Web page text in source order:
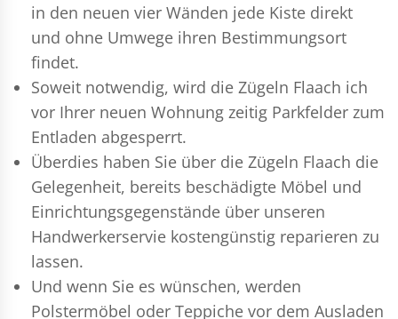
in den neuen vier Wänden jede Kiste direkt
und ohne Umwege ihren Bestimmungsort
findet.
Soweit notwendig, wird die Zügeln Flaach ich
vor Ihrer neuen Wohnung zeitig Parkfelder zum
Entladen abgesperrt.
Überdies haben Sie über die Zügeln Flaach die
Gelegenheit, bereits beschädigte Möbel und
Einrichtungsgegenstände über unseren
Handwerkerservie kostengünstig reparieren zu
lassen.
Und wenn Sie es wünschen, werden
Polstermöbel oder Teppiche vor dem Ausladen